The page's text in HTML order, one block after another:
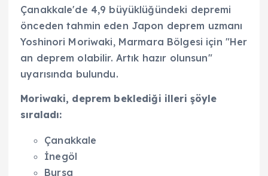
Çanakkale'de 4,9 büyüklüğündeki depremi
önceden tahmin eden Japon deprem uzmanı
Yoshinori Moriwaki, Marmara Bölgesi için "Her
an deprem olabilir. Artık hazır olunsun"
uyarısında bulundu.
Moriwaki, deprem beklediği illeri şöyle
sıraladı:
Çanakkale
İnegöl
Bursa